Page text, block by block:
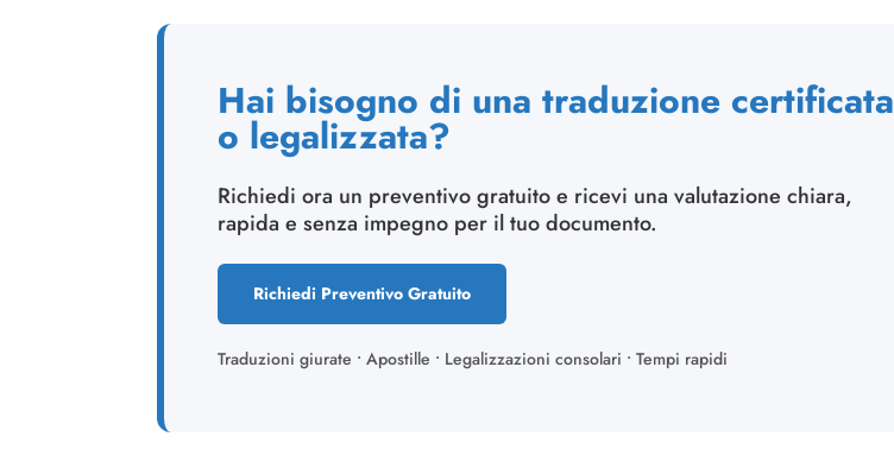
Hai bisogno di una traduzione certificata
o legalizzata?
Richiedi ora un preventivo gratuito e ricevi una valutazione chiara,
rapida e senza impegno per il tuo documento.
Richiedi Preventivo Gratuito
Traduzioni giurate • Apostille • Legalizzazioni consolari • Tempi rapidi